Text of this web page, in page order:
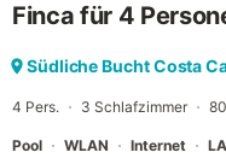
Finca für 4
Südliche Bucht Costa
4 Pers. 3 Schlafzimmer
Pool WLAN Internet